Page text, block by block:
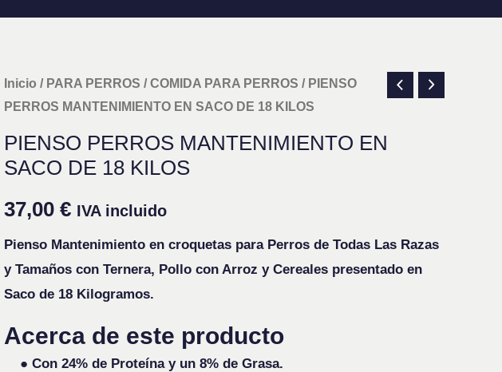
Inicio / PARA PERROS /COMIDA PARA PERROS / PIENSO
PERROS MANTENIMIENTO EN SACO DE 18 KILOS
PIENSO PERROS MANTENIMIENTO EN
SACO DE 18 KILOS
37,00 € IVA incluido
Pienso Mantenimiento en croquetas para Perros de Todas Las Razas
y Tamaños con Ternera, Pollo con Arroz y Cereales presentado en
Saco de 18 Kilogramos.
Acerca de este producto
● Con 24% de Proteína y un 8% de Grasa.
PIENSO
PERROS
MANTENIMIENTO
EN
DE
cantidad